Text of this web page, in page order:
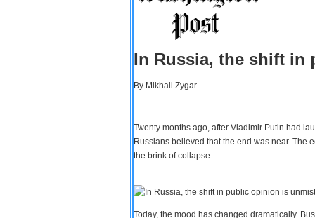
In Russia, the shift in
By Mikhail Zygar
Twenty months ago, after Vladimir Putin had
Russians believed that the end was near. The
the brink of collapse
Today, the mood has changed dramatically.